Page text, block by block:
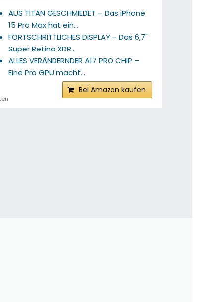
AUS TITAN GESCHMIEDET – Das iPhone
15 Pro Max hat ein...
FORTSCHRITTLICHES DISPLAY – Das 6,7"
Super Retina XDR...
ALLES VERÄNDERNDER A17 PRO CHIP –
Eine Pro GPU macht...
Bei Amazon kaufen